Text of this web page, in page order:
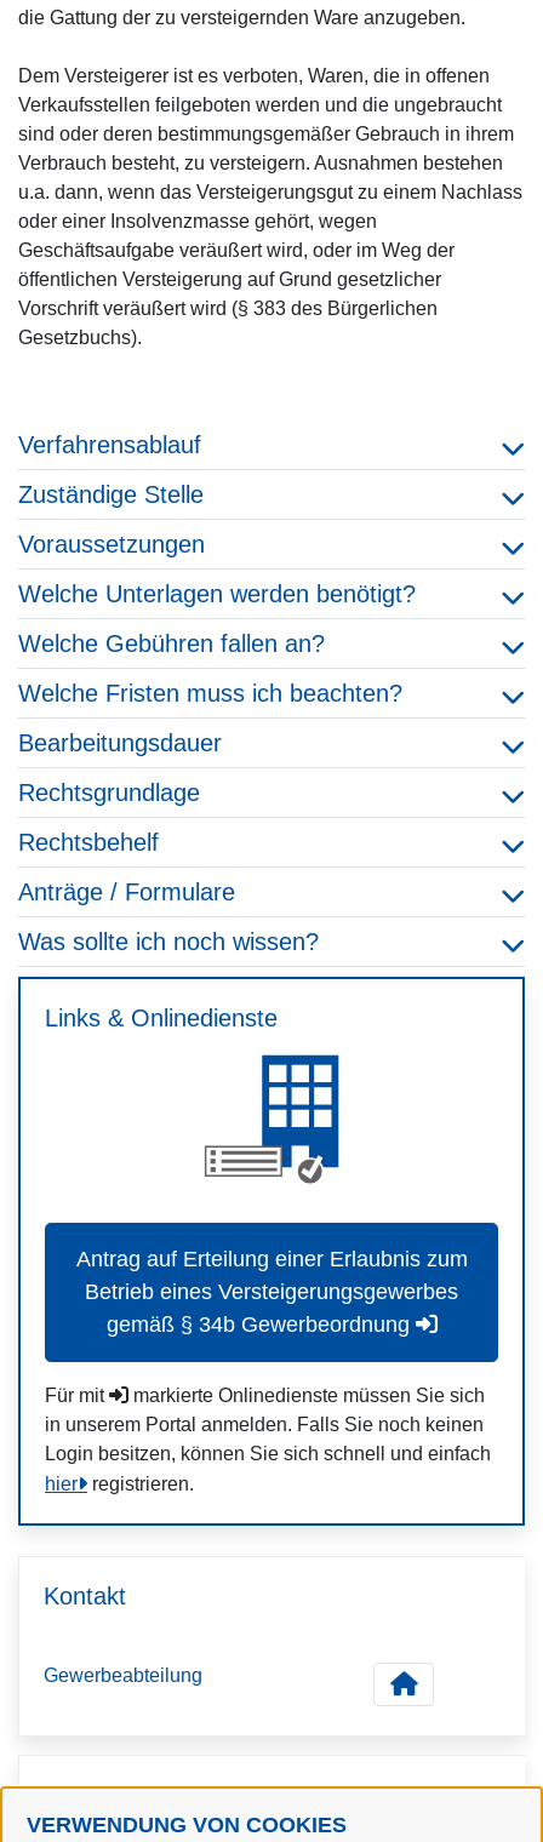
VERWENDUNG VON COOKIES
die Gattung der zu versteigernden Ware anzugeben.
Dem Versteigerer ist es verboten, Waren, die in offenen
Verkaufsstellen feilgeboten werden und die ungebraucht
sind oder deren bestimmungsgemäßer Gebrauch in ihrem
Verbrauch besteht, zu versteigern. Ausnahmen bestehen
u.a. dann, wenn das Versteigerungsgut zu einem Nachlass
oder einer Insolvenzmasse gehört, wegen
Geschäftsaufgabe veräußert wird, oder im Weg der
öffentlichen Versteigerung auf Grund gesetzlicher
Vorschrift veräußert wird (§ 383 des Bürgerlichen
Gesetzbuchs).
Verfahrensablauf
Zuständige Stelle
Voraussetzungen
Welche Unterlagen werden benötigt?
Welche Gebühren fallen an?
Welche Fristen muss ich beachten?
Bearbeitungsdauer
Rechtsgrundlage
Rechtsbehelf
Anträge / Formulare
Was sollte ich noch wissen?
Links & Onlinedienste
Antrag auf Erteilung einer Erlaubnis zum
Betrieb eines Versteigerungsgewerbes
gemäß § 34b Gewerbeordnung
Für mit
markierte Onlinedienste müssen Sie sich
in unserem Portal anmelden. Falls Sie noch keinen
Login besitzen, können Sie sich schnell und einfach
hier
registrieren.
Kontakt
Gewerbeabteilung
Kontaktpersonen